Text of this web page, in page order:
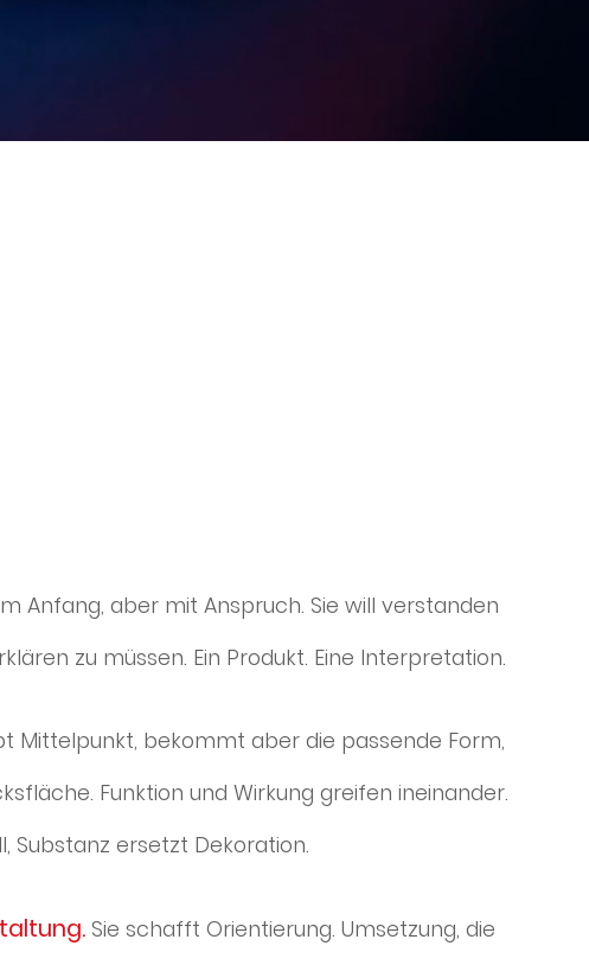
Anfang, aber mit Anspruch. Sie will verstanden
zu müssen. Ein Produkt. Eine Interpretation.
Mittelpunkt, bekommt aber die passende Form,
Funktion und Wirkung greifen ineinander.
Substanz ersetzt Dekoration.
Sie schafft Orientierung. Umsetzung, die